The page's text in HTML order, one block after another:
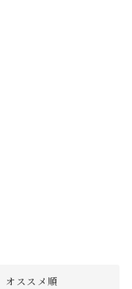
オススメ順